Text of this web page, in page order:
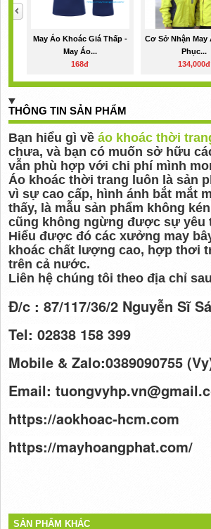
May Áo Khoác Giá Thấp -
May Áo...
168đ
Cơ Sở Nhận May
Phục...
134,000đ
THÔNG TIN SẢN PHẨM
Bạn hiểu gì về áo khoác thời
chưa, và bạn có muốn sở hữu
vẫn phù hợp với chi phí mình
Áo khoác thời trang luôn là sản
vì sự cao cấp, hình ánh bắt mắt
thấy, là mẫu sản phẩm không
cũng không ngừng được sự yêu
Hiểu được đó các xưởng may
khoác chất lượng cao, hợp thơi
trên cả nước.
Liên hệ chúng tôi theo địa chỉ
Đ/c : 87/117/36/2 Nguyễn Sĩ
Tel: 02838 158 399
Mobile & Zalo:0389090755 (Vy
Email:
https://aokhoac-hcm.com
https://mayhoangphat.com/
SẢN PHẨM KHÁC